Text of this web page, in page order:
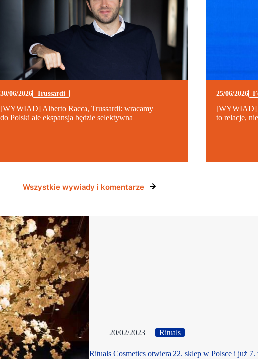
30/06/2026 Trussardi
[WYWIAD] Alberto Racca, Trussardi: wracamy
do Polski ale ekspansja będzie selektywna
25/06/2026
[WYWIAD]
to relacje,
Wszystkie wywiady i komentarze
20/02/2023 Rituals
Rituals Cosmetics otwiera 22. sklep w Polsce i już